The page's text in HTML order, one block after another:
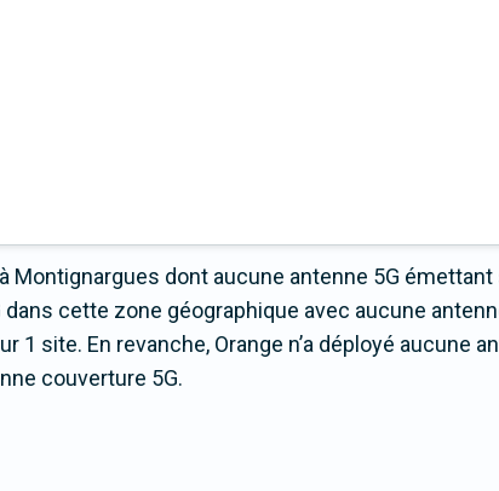
Montignargues dont aucune antenne 5G émettant
cette zone géographique avec aucune
site. En revanche, Orange n’a déployé aucune
couverture 5G.